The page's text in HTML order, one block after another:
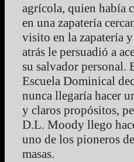
agrícola, quien había
en una zapatería
visito en la zapatería
atrás le persuadió a
su salvador personal.
Escuela Dominical
nunca llegaría hacer
y claros propósitos,
D.L. Moody llego
uno de los pioneros
masas.